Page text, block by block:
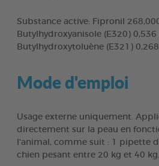
Substance active: Fipronil
Butylhydroxyanisole (E320) 0,536
Butylhydroxytoluène (E321)
Mode d'emploi
Usage externe uniquement.
directement sur la peau en
l'animal, comme suit : 1 pipette
chien pesant entre 20 kg et 40 kg.